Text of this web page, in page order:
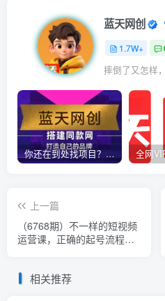
蓝天网创
1.7W+
摔倒了又怎样
你还在到处找项目？还在当韭菜？我靠卖项目一个月收入5万+，曾经我也是个失败者。
上一篇
（6768期）不一样的短视频
运营课，正确的起号流程，
相关推荐